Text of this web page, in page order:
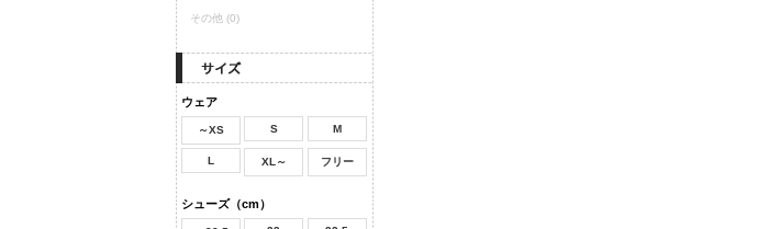
その他 (0)
ウェア
～XS S M
L XL～ フリー
シューズ（cm）